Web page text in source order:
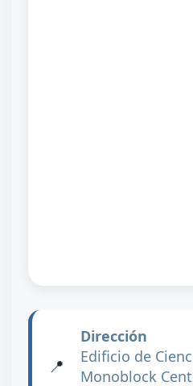
📍
Dirección
Edificio de
Monoblock